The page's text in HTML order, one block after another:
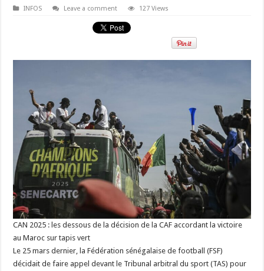
INFOS Leave a comment 127 Views
CAN 2025 : les dessous de la décision de la CAF accordant la victoire
au Maroc sur tapis vert
Le 25 mars dernier, la Fédération sénégalaise de football (FSF)
décidait de faire appel devant le Tribunal arbitral du sport (TAS) pour